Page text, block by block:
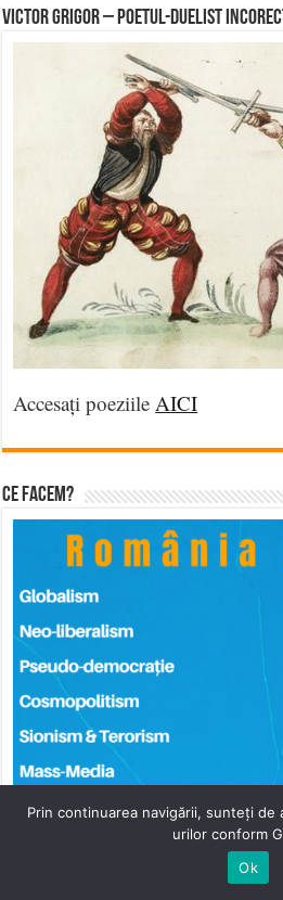
Victor Grigor – Poetul-Duelist
Accesați poeziileAICI
Ce facem?
Prin continuarea navigării, sunteți de
urilor conform
Ok